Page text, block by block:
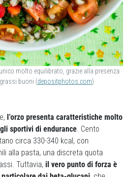
molto equilibrato, grazie alla presenza
buoni (depositphotos.com)
l’orzo presenta caratteristiche molto
sportivi di endurance. Cento
circa 330-340 kcal, con
alla pasta, una discreta quota
Tuttavia, il vero punto di forza è